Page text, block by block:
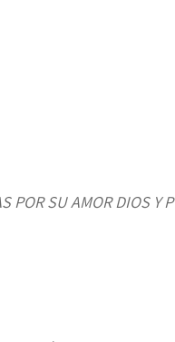
POR SU AMOR DIOS Y